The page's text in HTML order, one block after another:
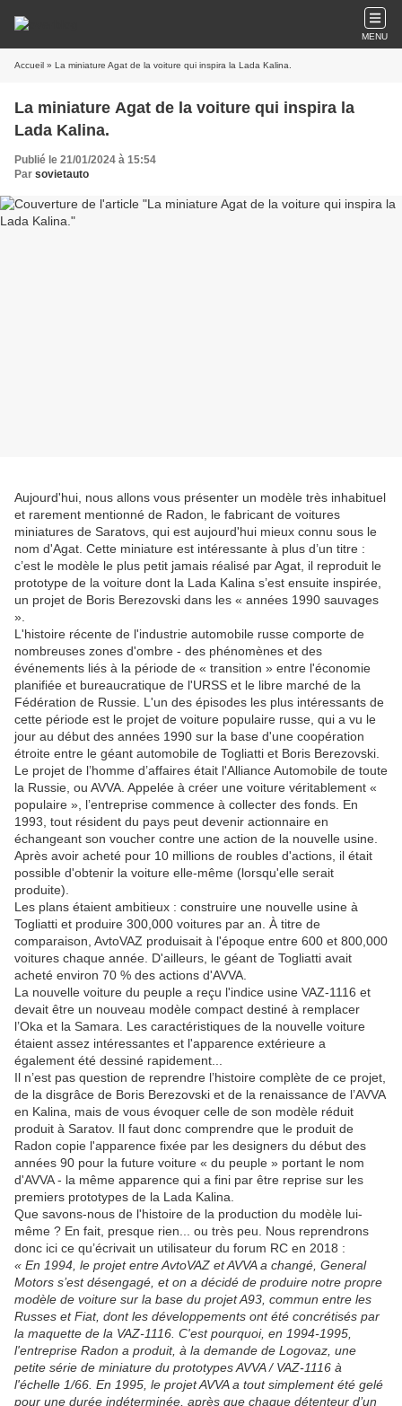
MENU
Accueil » La miniature Agat de la voiture qui inspira la Lada Kalina.
La miniature Agat de la voiture qui inspira la
Lada Kalina.
Publié le 21/01/2024 à 15:54
Par sovietauto
Aujourd'hui, nous allons vous présenter un modèle très inhabituel
et rarement mentionné de Radon, le fabricant de voitures
miniatures de Saratovs, qui est aujourd'hui mieux connu sous le
nom d'Agat. Cette miniature est intéressante à plus d’un titre :
c’est le modèle le plus petit jamais réalisé par Agat, il reproduit le
prototype de la voiture dont la Lada Kalina s’est ensuite inspirée,
un projet de Boris Berezovski dans les « années 1990 sauvages
».
L'histoire récente de l'industrie automobile russe comporte de
nombreuses zones d'ombre - des phénomènes et des
événements liés à la période de « transition » entre l'économie
planifiée et bureaucratique de l'URSS et le libre marché de la
Fédération de Russie. L'un des épisodes les plus intéressants de
cette période est le projet de voiture populaire russe, qui a vu le
jour au début des années 1990 sur la base d'une coopération
étroite entre le géant automobile de Togliatti et Boris Berezovski.
Le projet de l’homme d’affaires était l'Alliance Automobile de toute
la Russie, ou AVVA. Appelée à créer une voiture véritablement «
populaire », l’entreprise commence à collecter des fonds. En
1993, tout résident du pays peut devenir actionnaire en
échangeant son voucher contre une action de la nouvelle usine.
Après avoir acheté pour 10 millions de roubles d'actions, il était
possible d'obtenir la voiture elle-même (lorsqu'elle serait
produite).
Les plans étaient ambitieux : construire une nouvelle usine à
Togliatti et produire 300,000 voitures par an. À titre de
comparaison, AvtoVAZ produisait à l'époque entre 600 et 800,000
voitures chaque année. D'ailleurs, le géant de Togliatti avait
acheté environ 70 % des actions d'AVVA.
La nouvelle voiture du peuple a reçu l'indice usine VAZ-1116 et
devait être un nouveau modèle compact destiné à remplacer
l’Oka et la Samara. Les caractéristiques de la nouvelle voiture
étaient assez intéressantes et l'apparence extérieure a
également été dessiné rapidement...
Il n’est pas question de reprendre l’histoire complète de ce projet,
de la disgrâce de Boris Berezovski et de la renaissance de l’AVVA
en Kalina, mais de vous évoquer celle de son modèle réduit
produit à Saratov. Il faut donc comprendre que le produit de
Radon copie l'apparence fixée par les designers du début des
années 90 pour la future voiture « du peuple » portant le nom
d'AVVA - la même apparence qui a fini par être reprise sur les
premiers prototypes de la Lada Kalina.
Que savons-nous de l'histoire de la production du modèle lui-
même ? En fait, presque rien... ou très peu. Nous reprendrons
donc ici ce qu’écrivait un utilisateur du forum RC en 2018 :
« En 1994, le projet entre AvtoVAZ et AVVA a changé, General
Motors s’est désengagé, et on a décidé de produire notre propre
modèle de voiture sur la base du projet A93, commun entre les
Russes et Fiat, dont les développements ont été concrétisés par
la maquette de la VAZ-1116. C'est pourquoi, en 1994-1995,
l'entreprise Radon a produit, à la demande de Logovaz, une
petite série de miniature du prototypes AVVA / VAZ-1116 à
l'échelle 1/66. En 1995, le projet AVVA a tout simplement été gelé
pour une durée indéterminée, après que chaque détenteur d’un